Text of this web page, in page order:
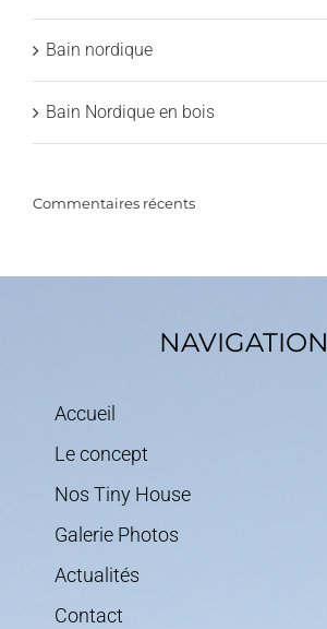
Bain nordique
Bain Nordique en bois
Commentaires récents
NAVIGATION
Accueil
Le concept
Nos Tiny House
Galerie Photos
Actualités
Contact